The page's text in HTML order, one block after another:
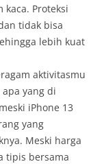
kaca. Proteksi
tidak bisa
lebih kuat
aktivitasmu
yang di
iPhone 13
yang
Meski harga
tipis bersama